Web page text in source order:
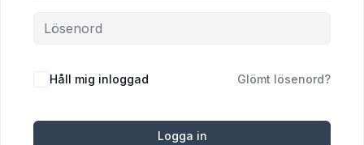
Håll mig inloggad Glömt lösenord?
Logga in